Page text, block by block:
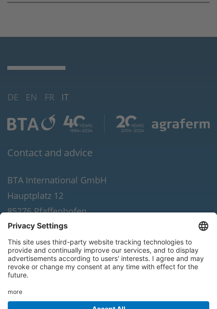
DE EN FR IT
Contact and advice
BTA International GmbH
Hauptplatz 12
85276 Pfaffenhofen
Tel. +49 8441 8086-100
Fax +49 8441 8086-190
E-Mail:info(at)bta-international.de